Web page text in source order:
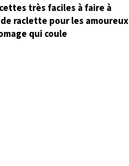
très faciles à faire à
raclette pour les amoureux
qui coule